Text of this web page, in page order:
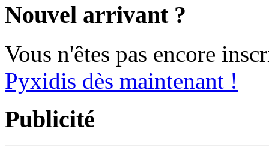
Nouvel arrivant ?
Vous n'êtes pas encore
Pyxidis dès maintenant !
Publicité